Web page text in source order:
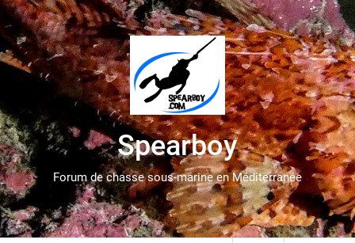
Spearboy
Forum de chasse sous-marine en Méditerranée